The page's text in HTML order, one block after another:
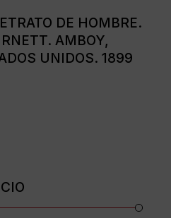
DE HOMBRE.
AMBOY,
UNIDOS. 1899